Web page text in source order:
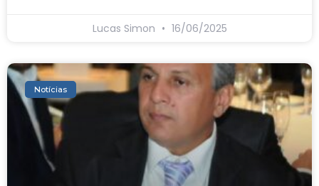
Lucas Simon 16/06/2025
Notícias